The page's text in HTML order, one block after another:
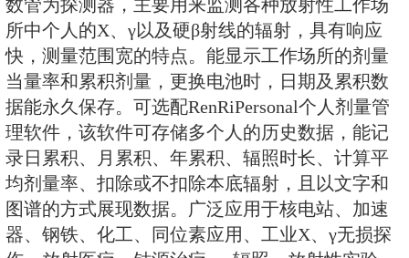
关键字：REN200A 个人剂量报警仪,
仪,REN200A
REN200A型X、γ辐射个人剂量当
（简称：个人剂量报警仪）内置高
数管为探测器，主要用来监测各种
所中个人的X、γ以及硬β射线的辐
快，测量范围宽的特点。能显示工
当量率和累积剂量，更换电池时，